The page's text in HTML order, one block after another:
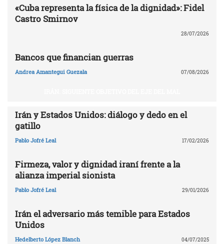
«Cuba representa la física de la dignidad»: Fidel
Castro Smirnov
28/07/2026
Bancos que financian guerras
Andrea Amantegui Guezala 07/08/2026
Irán y Estados Unidos: diálogo y dedo en el
gatillo
Pablo Jofré Leal 17/02/2026
Firmeza, valor y dignidad iraní frente a la
alianza imperial sionista
Pablo Jofré Leal 29/01/2026
Irán el adversario más temible para Estados
Unidos
Hedelberto López Blanch 04/07/2025